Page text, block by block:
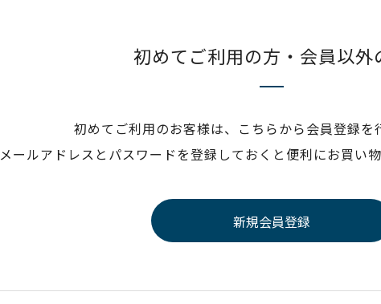
初めてご利用の方・会員以外
初めてご利用のお客様は、こちらから会員登録を
メールアドレスとパスワードを登録しておくと便利にお買い